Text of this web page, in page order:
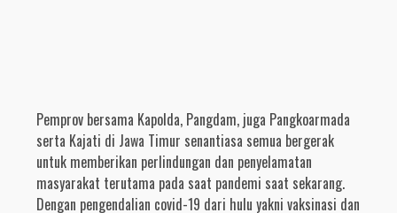
Pemprov bersama Kapolda, Pangdam, juga Pangkoarmada
serta Kajati di Jawa Timur senantiasa semua bergerak
untuk memberikan perlindungan dan penyelamatan
masyarakat terutama pada saat pandemi saat sekarang.
Dengan pengendalian covid-19 dari hulu yakni vaksinasi dan